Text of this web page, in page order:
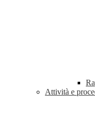
Attività e